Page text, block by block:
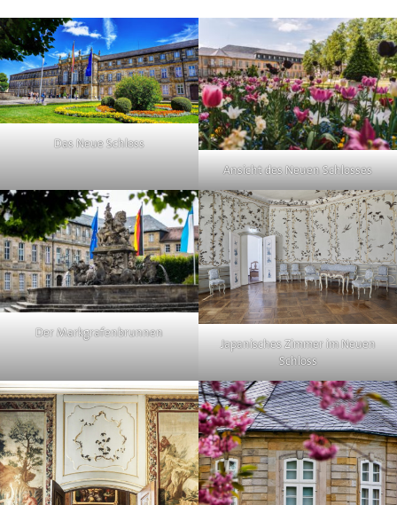
Das Neue Schloss
Ansicht des Neuen Schlosses
Der Markgrafenbrunnen
Japanisches Zimmer im Neuen
Schloss